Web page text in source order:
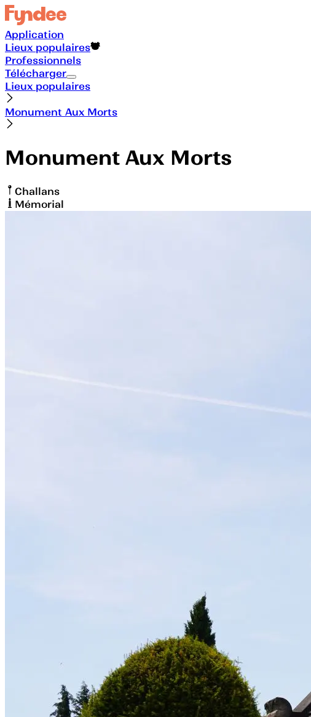
Application
Lieux populaires
Professionnels
Télécharger
Lieux populaires
Monument Aux Morts
Monument Aux Morts
Challans
Mémorial